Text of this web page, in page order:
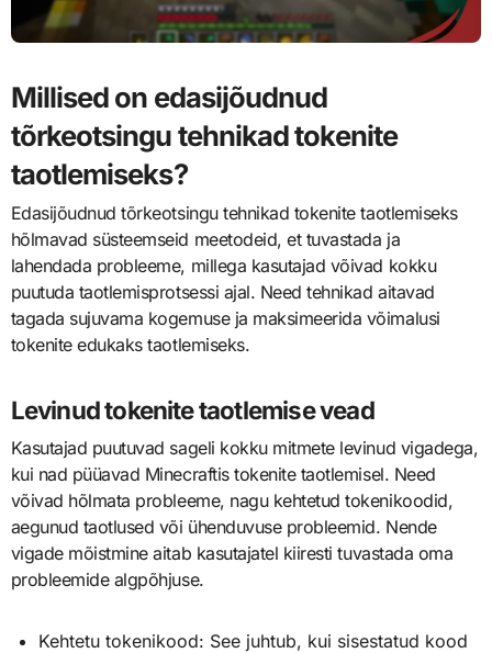
Millised on edasijõudnud
tõrkeotsingu tehnikad tokenite
taotlemiseks?
Edasijõudnud tõrkeotsingu tehnikad tokenite taotlemiseks
hõlmavad süsteemseid meetodeid, et tuvastada ja
lahendada probleeme, millega kasutajad võivad kokku
puutuda taotlemisprotsessi ajal. Need tehnikad aitavad
tagada sujuvama kogemuse ja maksimeerida võimalusi
tokenite edukaks taotlemiseks.
Levinud tokenite taotlemise vead
Kasutajad puutuvad sageli kokku mitmete levinud vigadega,
kui nad püüavad Minecraftis tokenite taotlemisel. Need
võivad hõlmata probleeme, nagu kehtetud tokenikoodid,
aegunud taotlused või ühenduvuse probleemid. Nende
vigade mõistmine aitab kasutajatel kiiresti tuvastada oma
probleemide algpõhjuse.
Kehtetu tokenikood: See juhtub, kui sisestatud kood